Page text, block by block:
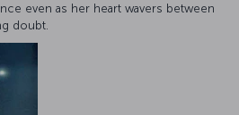
even as her heart wavers between
doubt.